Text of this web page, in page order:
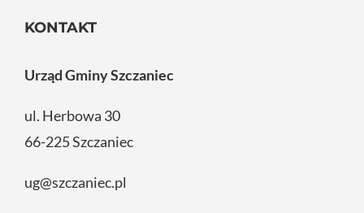
KONTAKT
Urząd Gminy Szczaniec
ul. Herbowa 30
66-225 Szczaniec
ug@szczaniec.pl